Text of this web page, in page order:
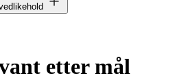
etter mål